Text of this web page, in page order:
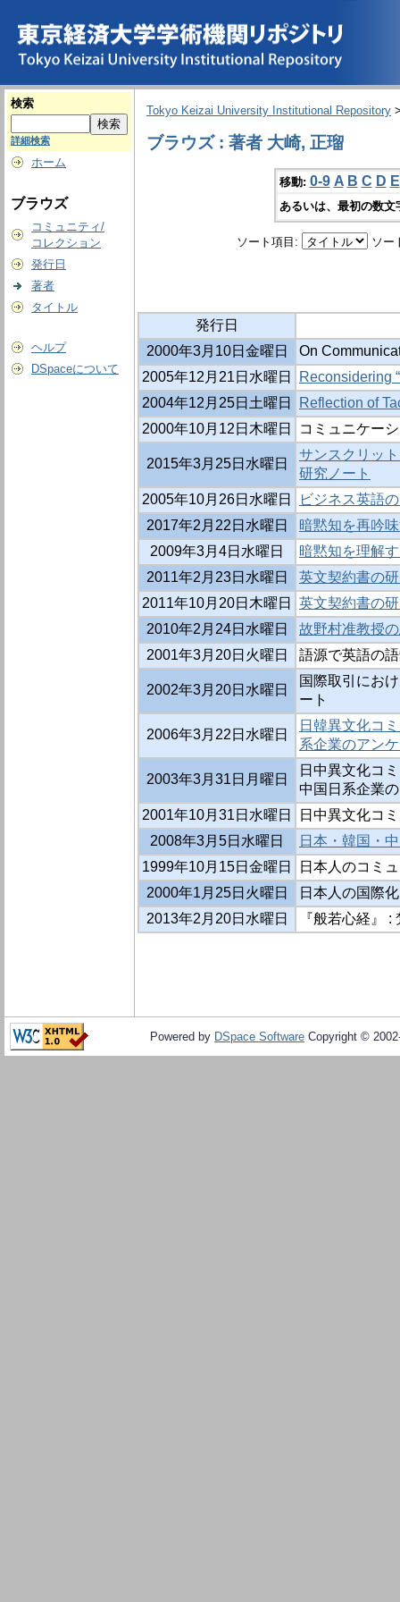
検索
詳細検索
ホーム
ブラウズ
コミュニティ/
コレクション
発行日
著者
タイトル
ヘルプ
DSpaceについて
Tokyo Keizai University Institutional Repository
ブラウズ : 著者 大崎, 正瑠
移動: 0-9 A B C D E
あるいは、最初の数
ソート項目: ソー
発行日
2000年3月10日金曜日
On
2005年12月21日水曜日
Reconsidering
2004年12月25日土曜日
Reflection of
2000年10月12日木曜日
コミュニケー
2015年3月25日水曜日
サンスクリッ
研究ノート
2005年10月26日水曜日
ビジネス英語
2017年2月22日水曜日
暗黙知を再吟
2009年3月4日水曜日
暗黙知を理解
2011年2月23日水曜日
英文契約書の
2011年10月20日木曜日
英文契約書の
2010年2月24日水曜日
故野村准教授
2001年3月20日火曜日
語源で英語の
2002年3月20日水曜日
国際取引にお
ート
2006年3月22日水曜日
日韓異文化コ
系企業のアン
2003年3月31日月曜日
日中異文化コ
中国日系企業
2001年10月31日水曜日
日中異文化コ
2008年3月5日水曜日
日本・韓国・
1999年10月15日金曜日
日本人のコミ
2000年1月25日火曜日
日本人の国際
2013年2月20日水曜日
『般若心経』
Powered by DSpace Software Copyright ©